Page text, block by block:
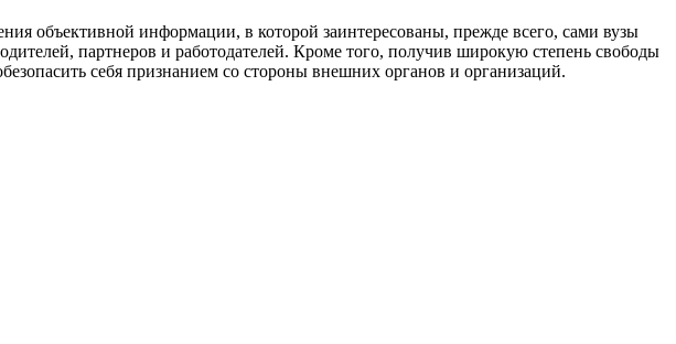
объективной информации, в которой заинтересованы, прежде всего, сами вузы
партнеров и работодателей. Кроме того, получив широкую степень свободы
себя признанием со стороны внешних органов и организаций.